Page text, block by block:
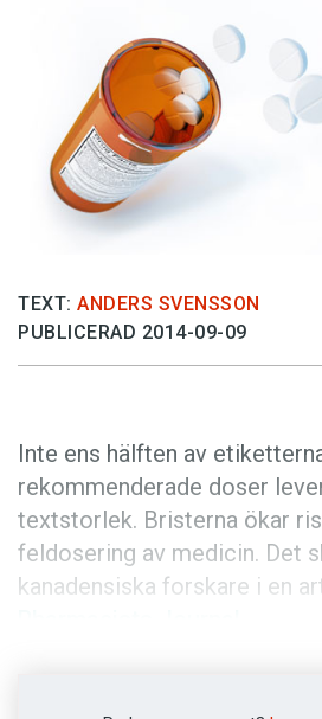
Bokrecensioner
Kviss
Podden
Anmäl till språkpolisen
Föreslå nyord
Prenumerera
Läs Språktidningen digitalt
TEXT: ANDERS SVENSSON
PUBLICERAD 2014-09-09
Inte ens hälften av
rekommenderade doser
textstorlek. Bristerna ökar
feldosering av medicin. Det
kanadensiska forskare i en